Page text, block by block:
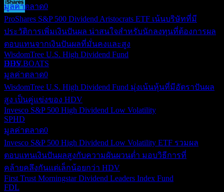
ขึ้น XD
15
iShares Core High Dividend
ประมาณการ
HDV.BOATS
มูลค่าตลาด0
ProShares S&P 500 Dividend Aristocrats ETF เน้นบริษัทที่มี
ประวัติการเพิ่มเงินปันผล น่าสนใจสำหรับนักลงทุนที่ต้องการผล
ตอบแทนจากเงินปันผลที่มั่นคงและสูง
WisdomTree U.S. High Dividend Fund
DHS
มูลค่าตลาด0
WisdomTree U.S. High Dividend Fund มุ่งเน้นหุ้นที่มีอัตราปันผล
สูง เป็นคู่แข่งของ HDV
Invesco S&P 500 High Dividend Low Volatility
SPHD
มูลค่าตลาด0
Invesco S&P 500 High Dividend Low Volatility ETF รวมผล
ตอบแทนเงินปันผลสูงกับความผันผวนต่ำ มอบวิธีการที่
คล้ายคลึงกันแต่เล็กน้อยกว่า HDV
First Trust Morningstar Dividend Leaders Index Fund
FDL